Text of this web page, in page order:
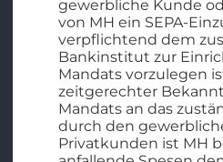
gewerbliche Kunde
von MH ein SEPA-
verpflichtend dem
Bankinstitut zur
Mandats vorzulegen
zeitgerechter
Mandats an das
durch den
Privatkunden ist MH